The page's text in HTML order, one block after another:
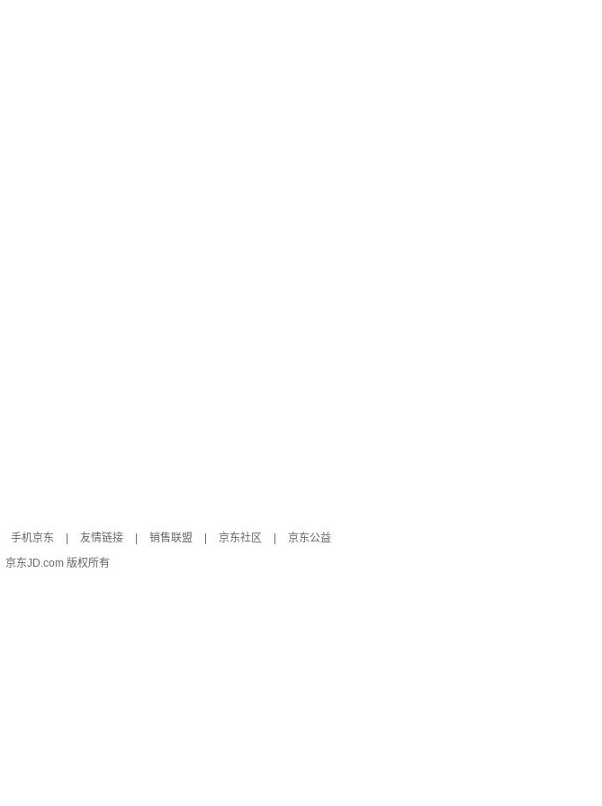
手机京东 友情链接 销售联盟 京东社区
京东公益
京东JD.com 版权所有